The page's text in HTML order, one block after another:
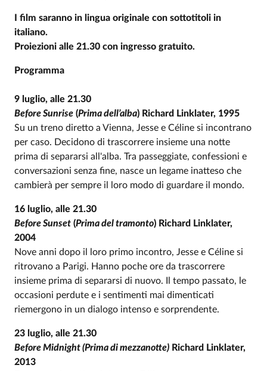
I film saranno in lingua originale con sottotitoli in
italiano.
Proiezioni alle 21.30 con ingresso gratuito.
Programma
9 luglio, alle 21.30
Before Sunrise (Prima dell’alba) Richard Linklater, 1995
Su un treno diretto a Vienna, Jesse e Céline si incontrano
per caso. Decidono di trascorrere insieme una notte
prima di separarsi all'alba. Tra passeggiate, confessioni e
conversazioni senza fine, nasce un legame inatteso che
cambierà per sempre il loro modo di guardare il mondo.
16 luglio, alle 21.30
Before Sunset (Prima del tramonto) Richard Linklater,
2004
Nove anni dopo il loro primo incontro, Jesse e Céline si
ritrovano a Parigi. Hanno poche ore da trascorrere
insieme prima di separarsi di nuovo. Il tempo passato, le
occasioni perdute e i sentimenti mai dimenticati
riemergono in un dialogo intenso e sorprendente.
23 luglio, alle 21.30
Before Midnight(Prima di mezzanotte) Richard Linklater,
2013